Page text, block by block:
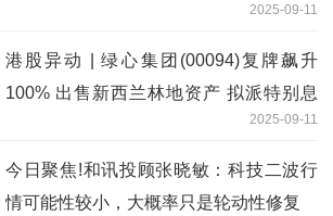
2025-09-11
港股异动 | 绿心集团(00094)复牌飙升
100% 出售新西兰林地资产 拟派特别息
2025-09-11
今日聚焦!和讯投顾张晓敏：科技二波行
情可能性较小，大概率只是轮动性修复